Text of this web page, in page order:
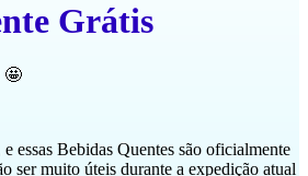
Grátis
🤩
essas Bebidas Quentes são oficialmente
ser muito úteis durante a expedição atual